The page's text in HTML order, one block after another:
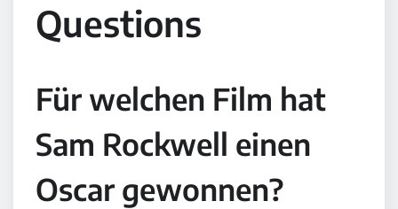
Questions
Für welchen Film hat
Sam Rockwell einen
Oscar gewonnen?